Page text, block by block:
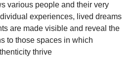
various people and their very
experiences, lived dreams
are made visible and reveal the
to those spaces in which
thrive